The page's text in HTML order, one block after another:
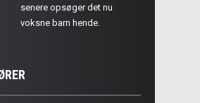
senere opsøger det nu
voksne barn hende.